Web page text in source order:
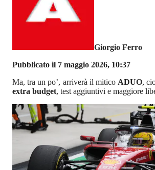
Giorgio Ferro
Pubblicato il 7 maggio 2026, 10:37
Ma, tra un po’, arriverà il mitico ADUO,
extra budget, test aggiuntivi e maggiore